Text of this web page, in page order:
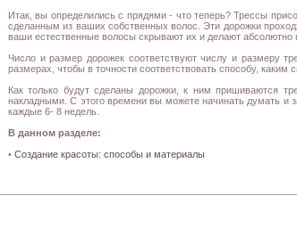
Итак, вы определились с прядями - что теперь? Трессы
сделанным из ваших собственных волос. Эти дорожки
ваши естественные волосы скрывают их и делают абсолютно
Число и размер дорожек соответствуют числу и размеру
размерах, чтобы в точности соответствовать способу,
Как только будут сделаны дорожки, к ним пришиваются
накладными. С этого времени вы можете начинать думать и
каждые 6- 8 недель.
В данном разделе:
• Создание красоты: способы и материалы